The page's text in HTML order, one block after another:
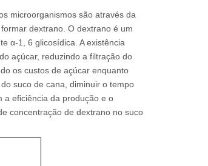
microorganismos são através da
dextrano. O dextrano é um
α-1, 6 glicosídica. A existência
açúcar, reduzindo a filtração do
os custos de açúcar enquanto
suco de cana, diminuir o tempo
a eficiência da produção e o
concentração de dextrano no suco